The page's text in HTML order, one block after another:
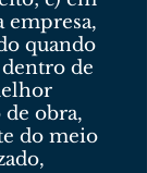
empresa,
quando
de
de obra,
do meio